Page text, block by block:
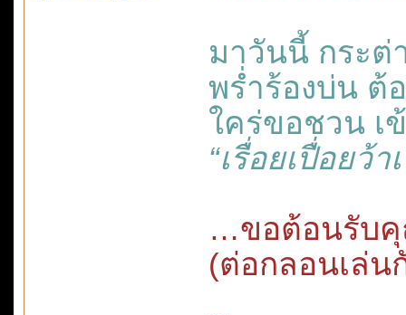
มาวันนี้ กระต่
พร่ำร้องบ่น ต้
ใคร่ขอชวน
“เรื่อยเปื่อยว้
…ขอต้อนรับ
(ต่อกลอนเล่น